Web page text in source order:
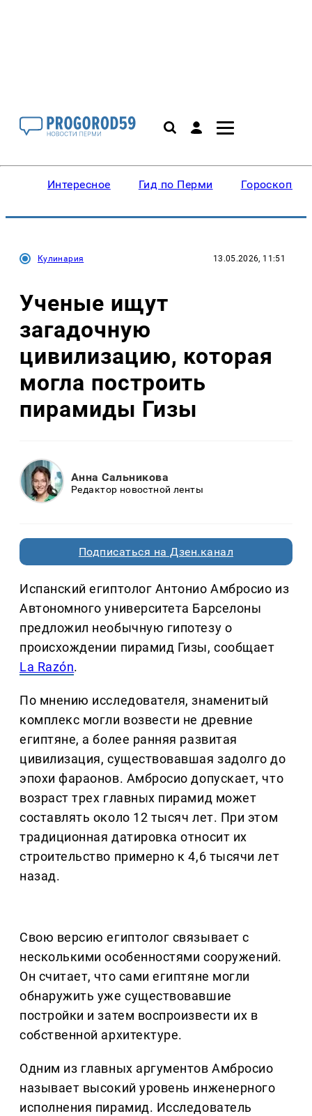
Интересное Гид по Перми Гороскопы
Кулинария 13.05.2026, 11:51
Ученые ищут
загадочную
цивилизацию, которая
могла построить
пирамиды Гизы
Анна Сальникова
Редактор новостной ленты
Подписаться на Дзен.канал
Испанский египтолог Антонио Амбросио из
Автономного университета Барселоны
предложил необычную гипотезу о
происхождении пирамид Гизы, сообщает
La Razón.
По мнению исследователя, знаменитый
комплекс могли возвести не древние
египтяне, а более ранняя развитая
цивилизация, существовавшая задолго до
эпохи фараонов. Амбросио допускает, что
возраст трех главных пирамид может
составлять около 12 тысяч лет. При этом
традиционная датировка относит их
строительство примерно к 4,6 тысячи лет
назад.
Свою версию египтолог связывает с
несколькими особенностями сооружений.
Он считает, что сами египтяне могли
обнаружить уже существовавшие
постройки и затем воспроизвести их в
собственной архитектуре.
Одним из главных аргументов Амбросио
называет высокий уровень инженерного
исполнения пирамид. Исследователь